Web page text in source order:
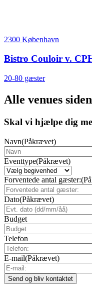
2300 København
Bistro Couloir v.
20-80 gæster
Alle venues siden
Skal vi hjælpe dig
Navn(Påkrævet)
Eventtype(Påkrævet)
Forventede antal gæster:
Dato(Påkrævet)
Budget
Telefon
E-mail(Påkrævet)